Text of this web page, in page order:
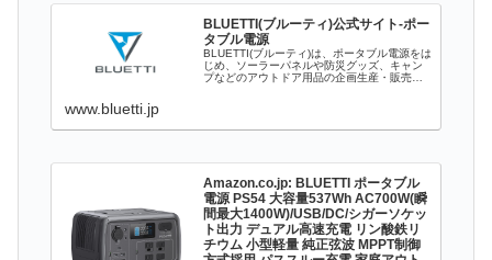
BLUETTI(ブルーティ)公式サイト-ポー
タブル電源
BLUETTI(ブルーティ)は、ポータブル電源をは
じめ、ソーラーパネルや防災グッズ、キャン
プなどのアウトドア用品の企画生産・販売を
www.bluetti.jp
Amazon.co.jp: BLUETTI ポータブル
電源 PS54 大容量537Wh AC700W(瞬
間最大1400W)/USB/DC/シガーソケッ
ト出力 デュアル高速充電 リン酸鉄リ
チウム 小型軽量 純正弦波 MPPT制御